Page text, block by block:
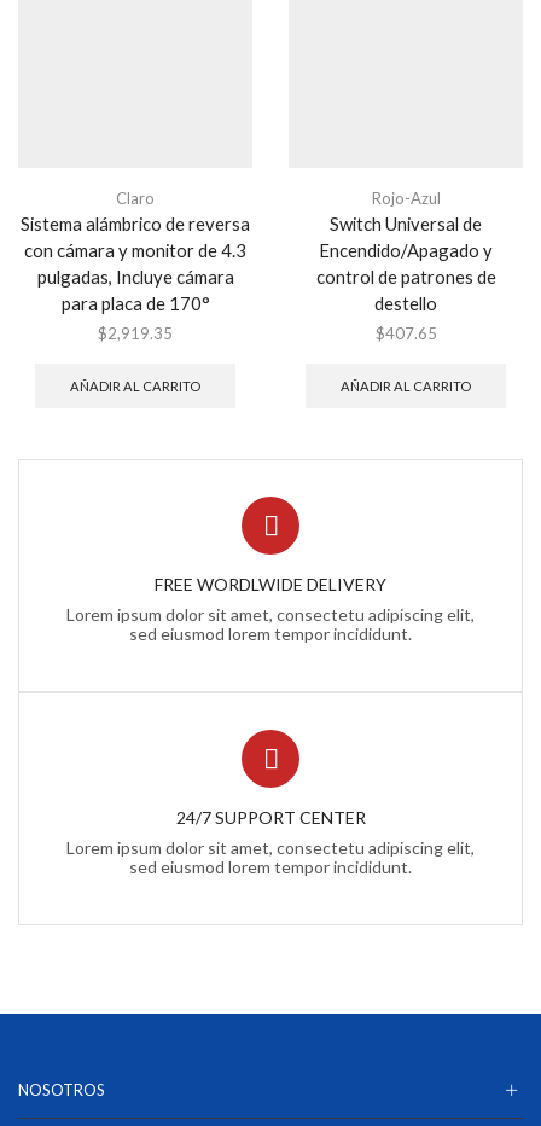
Claro
Sistema alámbrico de reversa
con cámara y monitor de 4.3
pulgadas, Incluye cámara
para placa de 170°
$2,919.35
AÑADIR AL CARRITO
Rojo-Azul
Switch Universal de
Encendido/Apagado y
control de patrones de
destello
$407.65
AÑADIR AL CARRITO
FREE WORDLWIDE DELIVERY
Lorem ipsum dolor sit amet, consectetu adipiscing elit,
sed eiusmod lorem tempor incididunt.
24/7 SUPPORT CENTER
Lorem ipsum dolor sit amet, consectetu adipiscing elit,
sed eiusmod lorem tempor incididunt.
NOSOTROS